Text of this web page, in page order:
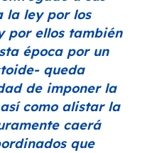
la ley por los
por ellos también
época por un
queda
de imponer la
como alistar la
caerá
que